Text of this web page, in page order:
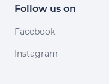
Follow us on
Facebook
Instagram